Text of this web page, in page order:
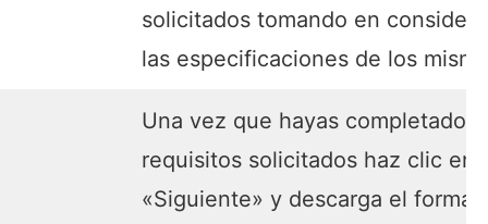
solicitados tomando en
las especificaciones de los
Una vez que hayas completado
requisitos solicitados haz clic en
«Siguiente» y descarga el